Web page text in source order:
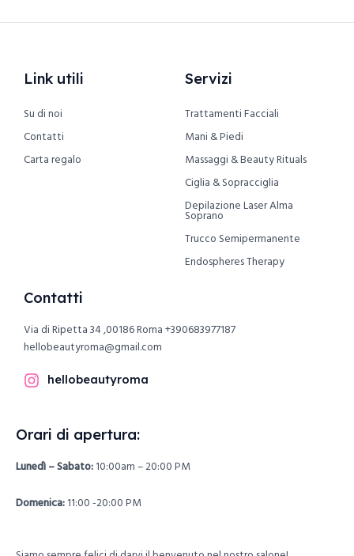
Link utili
Su di noi
Contatti
Carta regalo
Servizi
Trattamenti Facciali
Mani & Piedi
Massaggi & Beauty Rituals
Ciglia & Sopracciglia
Depilazione Laser Alma
Soprano
Trucco Semipermanente
Endospheres Therapy
Contatti
Via di Ripetta 34 ,00186 Roma+390683977187
hellobeautyroma@gmail.com
hellobeautyroma
Orari di apertura:
Lunedì – Sabato:10:00am – 20:00 PM
Domenica:11:00 -20:00 PM